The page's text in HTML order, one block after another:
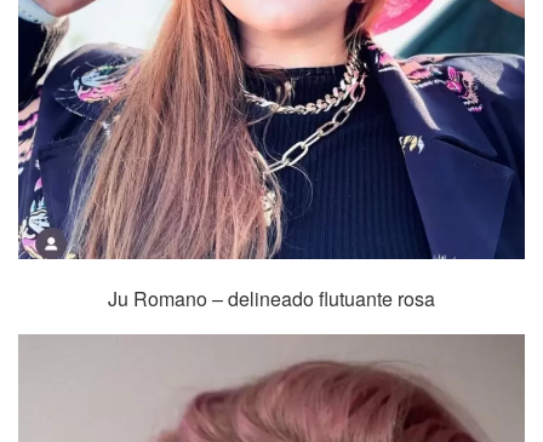
Ju Romano – delineado flutuante rosa